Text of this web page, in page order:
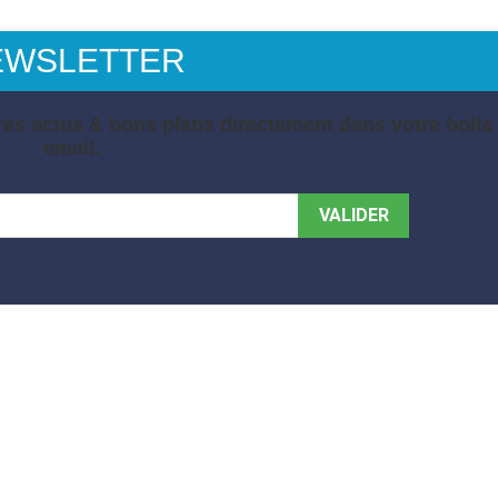
actus & bons plans directement dans votre boite
email.